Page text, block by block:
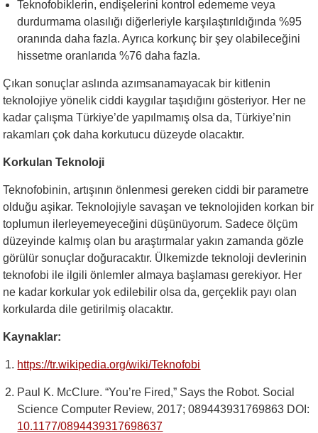
Teknofobiklerin, endişelerini kontrol edememe veya
durdurmama olasılığı diğerleriyle karşılaştırıldığında %95
oranında daha fazla. Ayrıca korkunç bir şey olabileceğini
hissetme oranlarıda %76 daha fazla.
Çıkan sonuçlar aslında azımsanamayacak bir kitlenin
teknolojiye yönelik ciddi kaygılar taşıdığını gösteriyor. Her ne
kadar çalışma Türkiye’de yapılmamış olsa da, Türkiye’nin
rakamları çok daha korkutucu düzeyde olacaktır.
Korkulan Teknoloji
Teknofobinin, artışının önlenmesi gereken ciddi bir parametre
olduğu aşikar. Teknolojiyle savaşan ve teknolojiden korkan bir
toplumun ilerleyemeyeceğini düşünüyorum. Sadece ölçüm
düzeyinde kalmış olan bu araştırmalar yakın zamanda gözle
görülür sonuçlar doğuracaktır. Ülkemizde teknoloji devlerinin
teknofobi ile ilgili önlemler almaya başlaması gerekiyor. Her
ne kadar korkular yok edilebilir olsa da, gerçeklik payı olan
korkularda dile getirilmiş olacaktır.
Kaynaklar:
https://tr.wikipedia.org/wiki/Teknofobi
Paul K. McClure. “You’re Fired,” Says the Robot. Social
Science Computer Review, 2017; 089443931769863 DOI:
10.1177/0894439317698637